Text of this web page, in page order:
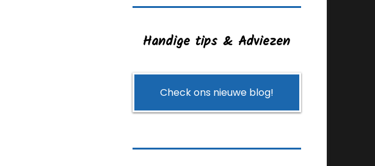
Handige tips & Adviezen
Check ons nieuwe blog!